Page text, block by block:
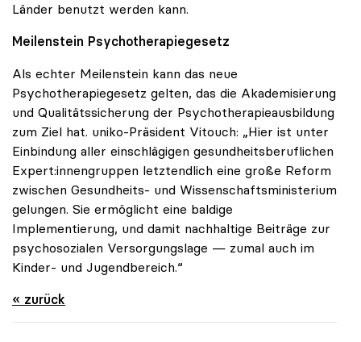
Länder benutzt werden kann.
Meilenstein Psychotherapiegesetz
Als echter Meilenstein kann das neue
Psychotherapiegesetz gelten, das die Akademisierung
und Qualitätssicherung der Psychotherapieausbildung
zum Ziel hat. uniko-Präsident Vitouch: „Hier ist unter
Einbindung aller einschlägigen gesundheitsberuflichen
Expert:innengruppen letztendlich eine große Reform
zwischen Gesundheits- und Wissenschaftsministerium
gelungen. Sie ermöglicht eine baldige
Implementierung, und damit nachhaltige Beiträge zur
psychosozialen Versorgungslage — zumal auch im
Kinder- und Jugendbereich.“
« zurück